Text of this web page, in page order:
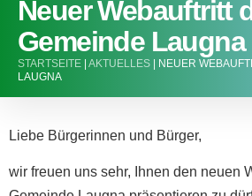
Neuer Webauftritt
Gemeinde Laugna
STARTSEITE AKTUELLES
NEUER
LAUGNA
Liebe Bürgerinnen und Bürger,
wir freuen uns sehr, Ihnen den neuen